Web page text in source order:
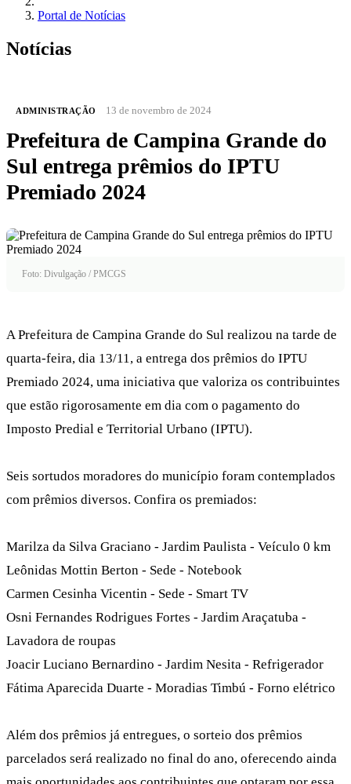
Portal de Notícias
Notícias
ADMINISTRAÇÃO 13 de novembro de 2024
Prefeitura de Campina Grande do
Sul entrega prêmios do IPTU
Premiado 2024
Foto: Divulgação / PMCGS
A Prefeitura de Campina Grande do Sul realizou na tarde de
quarta-feira, dia 13/11, a entrega dos prêmios do IPTU
Premiado 2024, uma iniciativa que valoriza os contribuintes
que estão rigorosamente em dia com o pagamento do
Imposto Predial e Territorial Urbano (IPTU).
Seis sortudos moradores do município foram contemplados
com prêmios diversos. Confira os premiados:
Marilza da Silva Graciano - Jardim Paulista - Veículo 0 km
Leônidas Mottin Berton - Sede - Notebook
Carmen Cesinha Vicentin - Sede - Smart TV
Osni Fernandes Rodrigues Fortes - Jardim Araçatuba -
Lavadora de roupas
Joacir Luciano Bernardino - Jardim Nesita - Refrigerador
Fátima Aparecida Duarte - Moradias Timbú - Forno elétrico
Além dos prêmios já entregues, o sorteio dos prêmios
parcelados será realizado no final do ano, oferecendo ainda